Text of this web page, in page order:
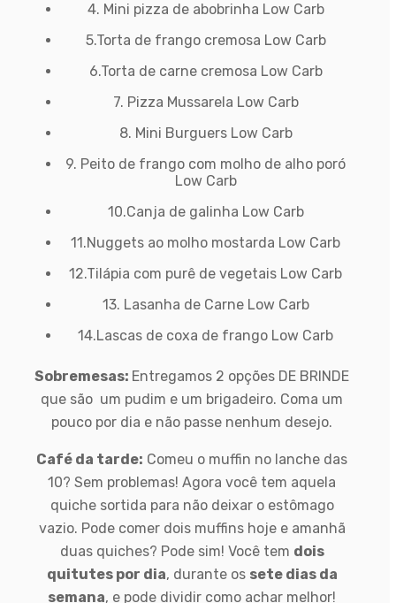
4. Mini pizza de abobrinha Low Carb
5.Torta de frango cremosa Low Carb
6.Torta de carne cremosa Low Carb
7. Pizza Mussarela Low Carb
8. Mini Burguers Low Carb
9. Peito de frango com molho de alho poró
Low Carb
10.Canja de galinha Low Carb
11.Nuggets ao molho mostarda Low Carb
12.Tilápia com purê de vegetais Low Carb
13. Lasanha de Carne Low Carb
14.Lascas de coxa de frango Low Carb
Sobremesas: Entregamos 2 opções DE BRINDE
que são um pudim e um brigadeiro. Coma um
pouco por dia e não passe nenhum desejo.
Café da tarde: Comeu o muffin no lanche das
10? Sem problemas! Agora você tem aquela
quiche sortida para não deixar o estômago
vazio. Pode comer dois muffins hoje e amanhã
duas quiches? Pode sim! Você tem dois
quitutes por dia, durante os sete dias da
semana, e pode dividir como achar melhor!